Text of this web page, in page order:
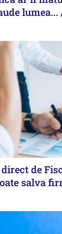
de
salva